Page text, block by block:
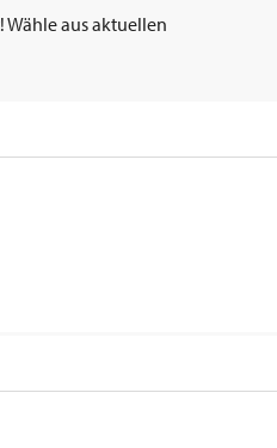
aus aktuellen